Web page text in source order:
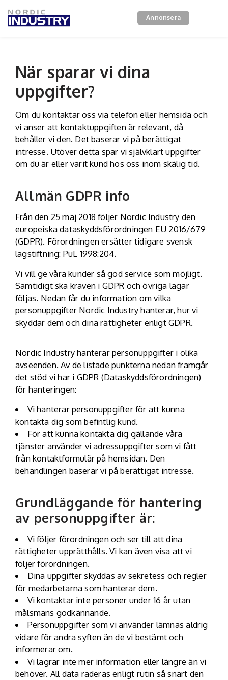
Annonsera
När sparar vi dina
uppgifter?
Om du kontaktar oss via telefon eller hemsida och
vi anser att kontaktuppgiften är relevant, då
behåller vi den. Det baserar vi på berättigat
intresse. Utöver detta spar vi självklart uppgifter
om du är eller varit kund hos oss inom skälig tid.
Allmän GDPR info
Från den 25 maj 2018 följer Nordic Industry den
europeiska dataskyddsförordningen EU 2016/679
(GDPR). Förordningen ersätter tidigare svensk
lagstiftning: PuL 1998:204.
Vi vill ge våra kunder så god service som möjligt.
Samtidigt ska kraven i GDPR och övriga lagar
följas. Nedan får du information om vilka
personuppgifter Nordic Industry hanterar, hur vi
skyddar dem och dina rättigheter enligt GDPR.
Nordic Industry hanterar personuppgifter i olika
avseenden. Av de listade punkterna nedan framgår
det stöd vi har i GDPR (Dataskyddsförordningen)
för hanteringen:
Vi hanterar personuppgifter för att kunna
kontakta dig som befintlig kund.
För att kunna kontakta dig gällande våra
tjänster använder vi adressuppgifter som vi fått
från kontaktformulär på hemsidan. Den
behandlingen baserar vi på berättigat intresse.
Grundläggande för hantering
av personuppgifter är:
Vi följer förordningen och ser till att dina
rättigheter upprätthålls. Vi kan även visa att vi
följer förordningen.
Dina uppgifter skyddas av sekretess och regler
för medarbetarna som hanterar dem.
Vi kontaktar inte personer under 16 år utan
målsmans godkännande.
Personuppgifter som vi använder lämnas aldrig
vidare för andra syften än de vi bestämt och
informerar om.
Vi lagrar inte mer information eller längre än vi
behöver. All data raderas enligt rutin så snart den